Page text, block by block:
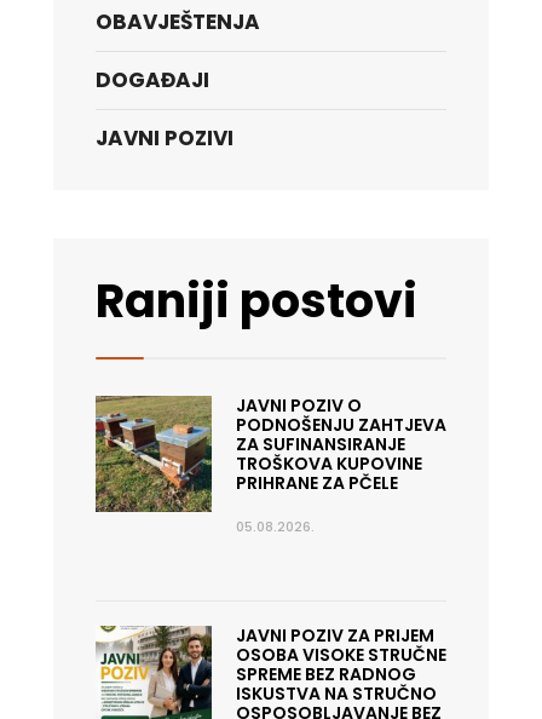
OBAVJEŠTENJA
DOGAĐAJI
JAVNI POZIVI
Raniji postovi
JAVNI POZIV O
PODNOŠENJU ZAHTJEVA
ZA SUFINANSIRANJE
TROŠKOVA KUPOVINE
PRIHRANE ZA PČELE
05.08.2026.
JAVNI POZIV ZA PRIJEM
OSOBA VISOKE STRUČNE
SPREME BEZ RADNOG
ISKUSTVA NA STRUČNO
OSPOSOBLJAVANJE BEZ